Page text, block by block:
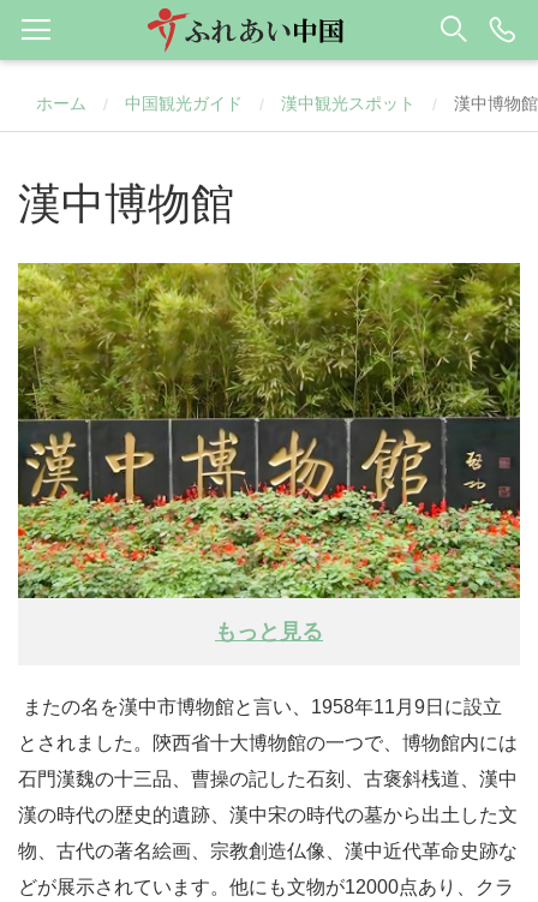
ホーム / 中国観光ガイド / 漢中観光スポット / 漢中博物館
漢中博物館
もっと見る
またの名を漢中市博物館と言い、1958年11月9日に設立
とされました。陝西省十大博物館の一つで、博物館内には
石門漢魏の十三品、曹操の記した石刻、古褒斜桟道、漢中
漢の時代の歴史的遺跡、漢中宋の時代の墓から出土した文
物、古代の著名絵画、宗教創造仏像、漢中近代革命史跡な
どが展示されています。他にも文物が12000点あり、クラ